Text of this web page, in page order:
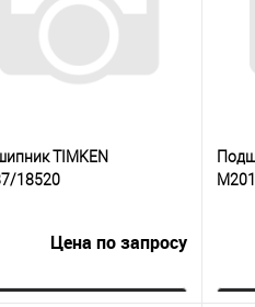
В избранное
Под заказ
TIMKEN
18520
Цена по запросу